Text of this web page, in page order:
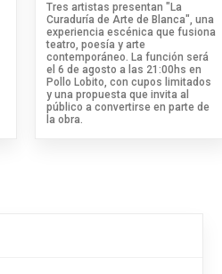
Tres artistas presentan "La
Curaduría de Arte de Blanca", una
experiencia escénica que fusiona
teatro, poesía y arte
contemporáneo. La función será
el 6 de agosto a las 21:00hs en
Pollo Lobito, con cupos limitados
y una propuesta que invita al
público a convertirse en parte de
la obra.